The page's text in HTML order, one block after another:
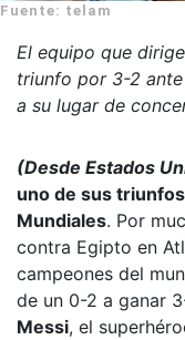
Fuente: telam
El equipo que
triunfo por 3-2
a su lugar de
(Desde Estados
uno de sus
Mundiales. Por
contra Egipto en
campeones del
de un 0-2 a ganar
Messi, el